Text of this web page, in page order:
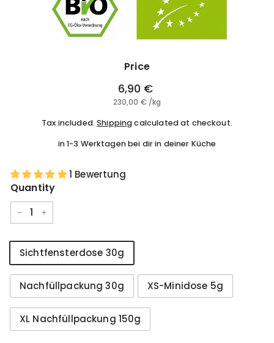
Price
Regular
price
6,90 €
€
230,00 € 230,00
/kg
Tax included.Shippingcalculated at checkout.
in 1-3 Werktagen bei dir in deiner Küche
1 Bewertung
Quantity
− +
Style
Sichtfensterdose 30g
Nachfüllpackung 30g XS-Minidose 5g
XL Nachfüllpackung 150g